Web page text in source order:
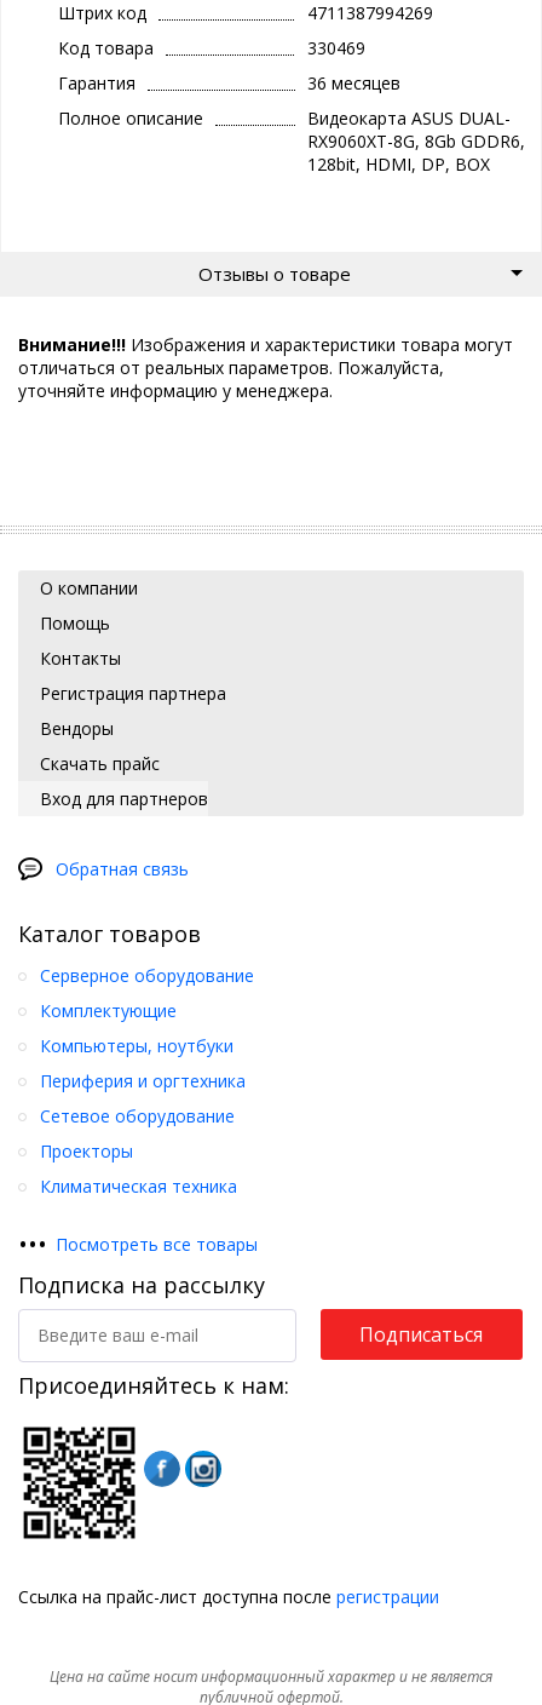
Штрих код
4711387994269
Код товара
330469
Гарантия
36 месяцев
Полное описание
Видеокарта ASUS DUAL-
RX9060XT-8G, 8Gb GDDR6,
128bit, HDMI, DP, BOX
Отзывы о товаре
Внимание!!! Изображения и характеристики товара могут
отличаться от реальных параметров. Пожалуйста,
уточняйте информацию у менеджера.
О компании
Помощь
Контакты
Регистрация партнера
Вендоры
Скачать прайс
Вход для партнеров
Обратная связь
Каталог товаров
Серверное оборудование
Комплектующие
Компьютеры, ноутбуки
Периферия и оргтехника
Сетевое оборудование
Проекторы
Климатическая техника
••• Посмотреть все товары
Подписка на рассылку
Подписаться
Присоединяйтесь к нам:
Ссылка на прайс-лист доступна после регистрации
Цена на сайте носит информационный характер и не является
публичной офертой.